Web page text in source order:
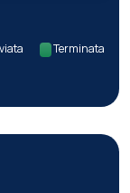
Terminata